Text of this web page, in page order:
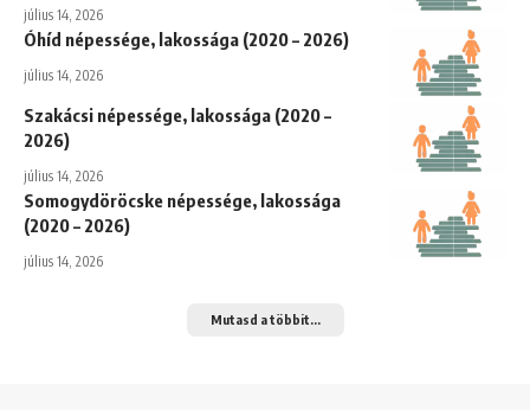
július 14, 2026
Óhíd népessége, lakossága (2020 – 2026)
július 14, 2026
Szakácsi népessége, lakossága (2020 –
2026)
július 14, 2026
Somogydöröcske népessége, lakossága
(2020 – 2026)
július 14, 2026
Mutasd a többit...